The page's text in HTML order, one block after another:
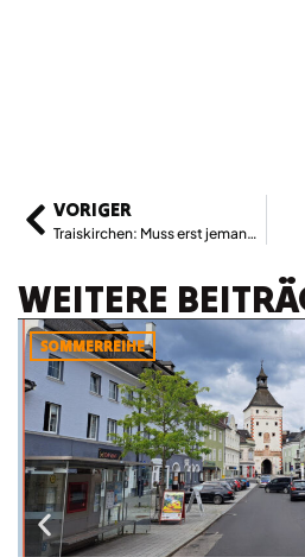
VORIGER
Traiskirchen: Muss erst jemand sterben?
WEITERE
SOMMERREIHE